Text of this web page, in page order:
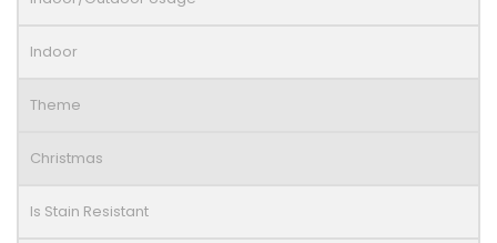
Indoor
Theme
Christmas
Is Stain Resistant